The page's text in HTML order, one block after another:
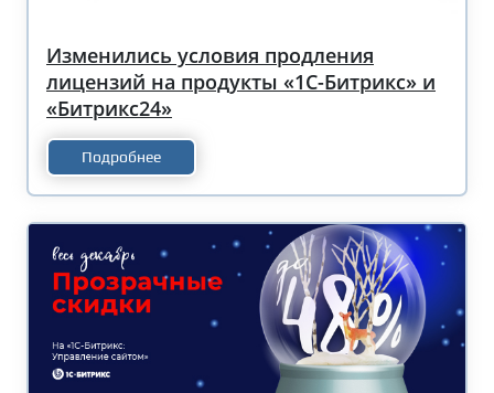
Изменились условия продления
лицензий на продукты «1С-Битрикс» и
«Битрикс24»
Подробнее